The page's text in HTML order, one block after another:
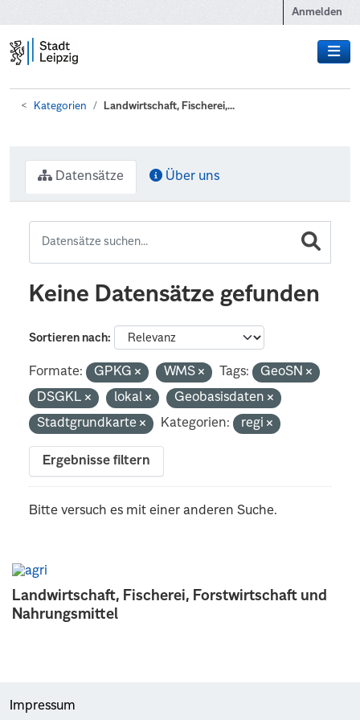
Anmelden
Kategorien Landwirtschaft, Fischerei,...
Landwirtschaft, Fischerei, Forstwirtschaft und
Nahrungsmittel
Datensätze Über uns
Keine Datensätze gefunden
Sortieren nach
Formate: GPKG WMS Tags:
GeoSN
DSGKL
lokal
Geobasisdaten
Stadtgrundkarte
Kategorien: regi
Ergebnisse filtern
Bitte versuch es mit einer anderen Suche.
Impressum